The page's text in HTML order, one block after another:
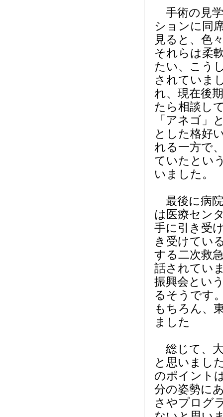
手術の見
ションに同
見ると、色
それらは柔
たい、こう
されていま
れ、現在後
たら相談し
「アネゴ」
とした格好
れる一方で
ていたとい
いました。
最後に病
は医療セン
手に引き受
き受けてい
する二次救
話されてい
振興会とい
るそうです
もちろん、
ました
総じて、
と思いまし
のポイント
分の姿勢に
さやプログ